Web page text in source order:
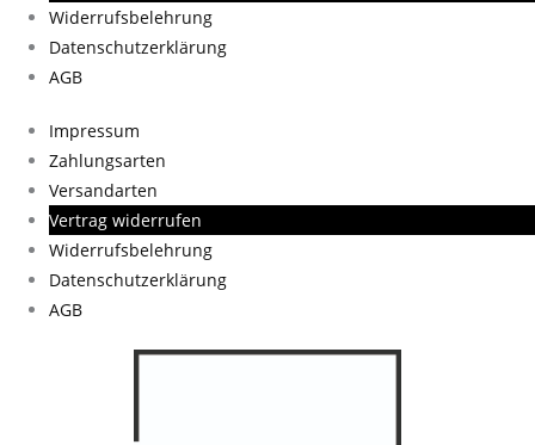
Widerrufsbelehrung
Datenschutzerklärung
AGB
Impressum
Zahlungsarten
Versandarten
Vertrag widerrufen
Widerrufsbelehrung
Datenschutzerklärung
AGB